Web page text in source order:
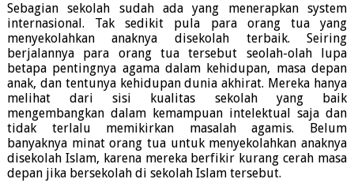
Sebagian sekolah sudah ada yang menerapkan system
internasional. Tak sedikit pula para orang tua yang
menyekolahkan anaknya disekolah terbaik. Seiring
berjalannya para orang tua tersebut seolah-olah lupa
betapa pentingnya agama dalam kehidupan, masa depan
anak, dan tentunya kehidupan dunia akhirat. Mereka hanya
melihat dari sisi kualitas sekolah yang baik
mengembangkan dalam kemampuan intelektual saja dan
tidak terlalu memikirkan masalah agamis. Belum
banyaknya minat orang tua untuk menyekolahkan anaknya
disekolah Islam, karena mereka berfikir kurang cerah masa
depan jika bersekolah di sekolah Islam tersebut.